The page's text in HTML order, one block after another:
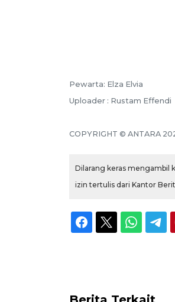
Pewarta: Elza Elvia
Uploader : Rustam Effendi
COPYRIGHT © ANTARA
Dilarang keras mengambil
izin tertulis dari Kantor